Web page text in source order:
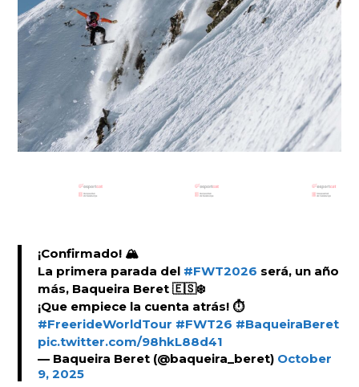
¡Confirmado! 🏔️
La primera parada del #FWT2026 será, un año
más, Baqueira Beret 🇪🇸❄️
¡Que empiece la cuenta atrás! ⏱️
#FreerideWorldTour #FWT26 #BaqueiraBeret
pic.twitter.com/98hkL88d41
— Baqueira Beret (@baqueira_beret) October
9, 2025